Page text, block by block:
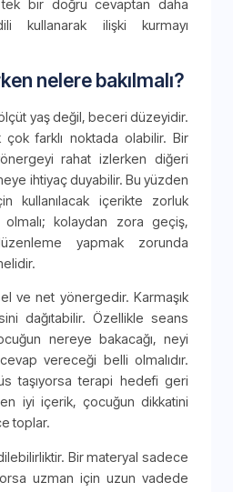
bir doğru cevaptan daha
kullanarak ilişki kurmayı
nelere bakılmalı?
yaş değil, beceri düzeyidir.
çok farklı noktada olabilir. Bir
rahat izlerken diğeri
ihtiyaç duyabilir. Bu yüzden
kullanılacak içerikte zorluk
olmalı; kolaydan zora geçiş,
yapmak zorunda
ve net yönergedir. Karmaşık
dağıtabilir. Özellikle seans
nereye bakacağı, neyi
vereceği belli olmalıdır.
taşıyorsa terapi hedefi geri
iyi içerik, çocuğun dikkatini
toplar.
Bir materyal sadece
uzman için uzun vadede